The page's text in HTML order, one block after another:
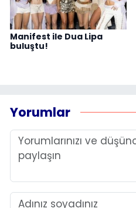
Manifest ile Dua Lipa
buluştu!
Yorumlar